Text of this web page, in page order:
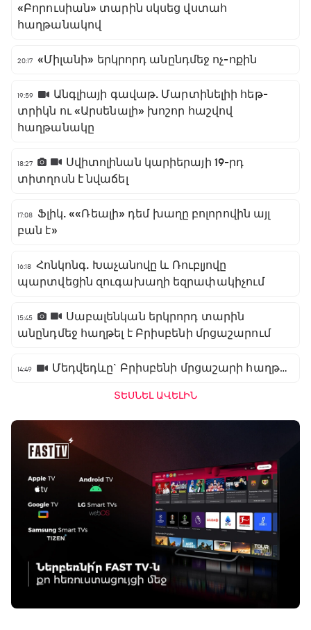
«Բորուսիան» տարին սկսեց վստահ
հաղթանակով
20:17 «Միլանի» երկրորդ անընդմեջ ոչ-ոքին
19:59
Անգլիայի գավաթ. Մարտինելիի հեթ-
տրիկն ու «Արսենալի» խոշոր հաշվով
հաղթանակը
18:27
Սվիտոլինան կարիերայի 19-րդ
տիտղոսն է նվաճել
17:08
Ֆլիկ. ««Ռեալի» դեմ խաղը բոլորովին այլ
բան է»
16:18 Հոնկոնգ. Խաչանովը և Ռուբլյովը
պարտվեցին զուգախաղի եզրափակիչում
15:45
Սաբալենկան երկրորդ տարին
անընդմեջ հաղթել է Բրիսբենի մրցաշարում
14:49 Մեդվեդևը` Բրիսբենի մրցաշարի հաղթող
ՏԵՍՆԵԼ ԱՎԵԼԻՆ